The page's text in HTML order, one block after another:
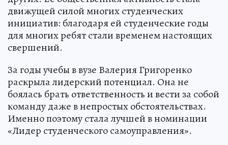
движущей силой многих студенческих
инициатив: благодаря ей студенческие годы
для многих ребят стали временем настоящих
свершений.
За годы учебы в вузе Валерия Григоренко
раскрыла лидерский потенциал. Она не
боялась брать ответственность и вести за собой
команду даже в непростых обстоятельствах.
Именно поэтому стала лучшей в номинации
«Лидер студенческого самоуправления».